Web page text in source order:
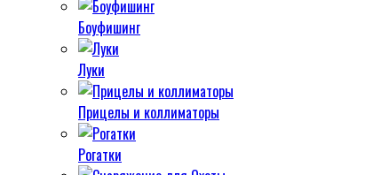
Боуфишинг
Луки
Прицелы и коллиматоры
Рогатки